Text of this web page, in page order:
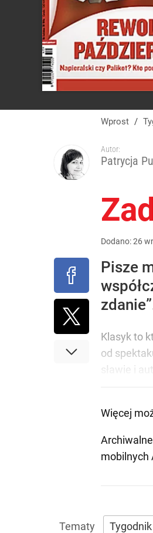
Wprost /
Autor:
Patrycja
Dodano:26
Pisze
Klasyk to
od
sławie i
Więcej
mobilnych